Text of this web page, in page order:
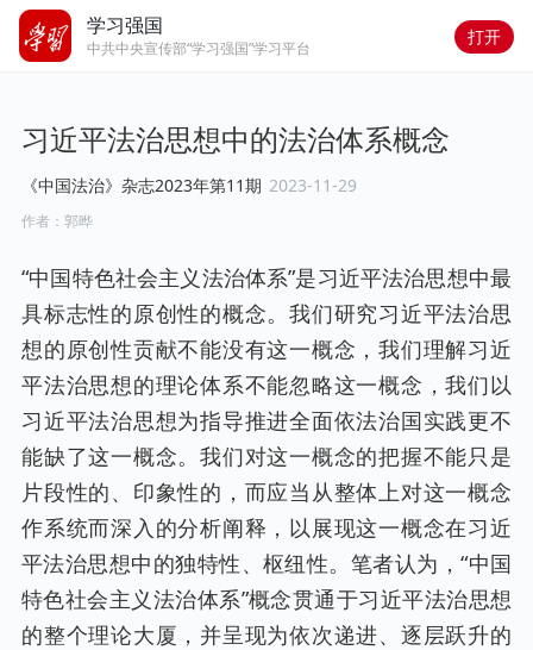
学习强国
中共中央宣传部“学习强国”学习平台
打开
习近平法治思想中的法治体系概念
《中国法治》杂志2023年第11期 2023-11-29
作者： 郭晔
“中国特色社会主义法治体系”是习近平法治思想中最
具标志性的原创性的概念。我们研究习近平法治思
想的原创性贡献不能没有这一概念，我们理解习近
平法治思想的理论体系不能忽略这一概念，我们以
习近平法治思想为指导推进全面依法治国实践更不
能缺了这一概念。我们对这一概念的把握不能只是
片段性的、印象性的，而应当从整体上对这一概念
作系统而深入的分析阐释，以展现这一概念在习近
平法治思想中的独特性、枢纽性。笔者认为，“中国
特色社会主义法治体系”概念贯通于习近平法治思想
的整个理论大厦，并呈现为依次递进、逐层跃升的